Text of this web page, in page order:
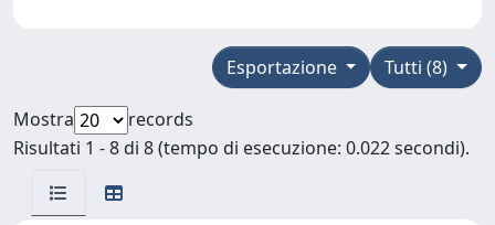
Tutti (8)
Esportazione
Mostra
records
Risultati 1 - 8 di 8 (tempo di esecuzione: 0.022 secondi).